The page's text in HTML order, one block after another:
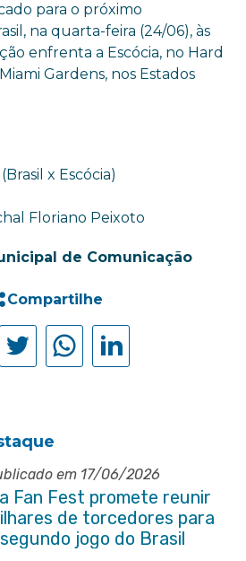
para o próximo
na quarta-feira (24/06), às
enfrenta a Escócia, no Hard
Gardens, nos Estados
x Escócia)
Floriano Peixoto
de Comunicação
Compartilhe
em 17/06/2026
Fan Fest promete reunir
de torcedores para
jogo do Brasil